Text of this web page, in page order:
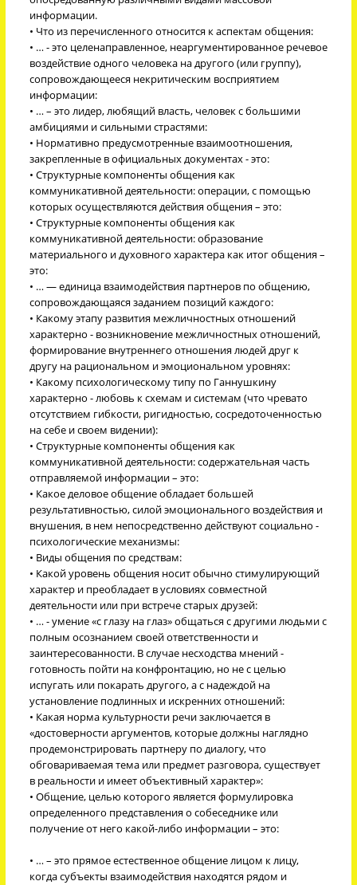
информации.
• Что из перечисленного относится к аспектам общения:
• … - это целенаправленное, неаргументированное речевое
воздействие одного человека на другого (или группу),
сопровождающееся некритическим восприятием
информации:
• … – это лидер, любящий власть, человек с большими
амбициями и сильными страстями:
• Нормативно предусмотренные взаимоотношения,
закрепленные в официальных документах - это:
• Структурные компоненты общения как
коммуникативной деятельности: операции, с помощью
которых осуществляются действия общения – это:
• Структурные компоненты общения как
коммуникативной деятельности: образование
материального и духовного характера как итог общения –
это:
• … — единица взаимодействия партнеров по общению,
сопровождающаяся заданием позиций каждого:
• Какому этапу развития межличностных отношений
характерно - возникновение межличностных отношений,
формирование внутреннего отношения людей друг к
другу на рациональном и эмоциональном уровнях:
• Какому психологическому типу по Ганнушкину
характерно - любовь к схемам и системам (что чревато
отсутствием гибкости, ригидностью, сосредоточенностью
на себе и своем видении):
• Структурные компоненты общения как
коммуникативной деятельности: содержательная часть
отправляемой информации – это:
• Какое деловое общение обладает большей
результативностью, силой эмоционального воздействия и
внушения, в нем непосредственно действуют социально -
психологические механизмы:
• Виды общения по средствам:
• Какой уровень общения носит обычно стимулирующий
характер и преобладает в условиях совместной
деятельности или при встрече старых друзей:
• … - умение «с глазу на глаз» общаться с другими людьми с
полным осознанием своей ответственности и
заинтересованности. В случае несходства мнений -
готовность пойти на конфронтацию, но не с целью
испугать или покарать другого, а с надеждой на
установление подлинных и искренних отношений:
• Какая норма культурности речи заключается в
«достоверности аргументов, которые должны наглядно
продемонстрировать партнеру по диалогу, что
обговариваемая тема или предмет разговора, существует
в реальности и имеет объективный характер»:
• Общение, целью которого является формулировка
определенного представления о собеседнике или
получение от него какой-либо информации – это:
• … – это прямое естественное общение лицом к лицу,
когда субъекты взаимодействия находятся рядом и